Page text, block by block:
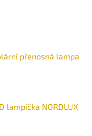
přenosná lampa
lampička NORDLUX